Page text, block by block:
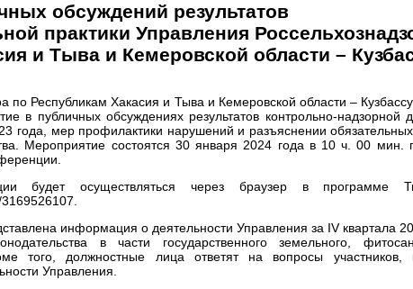
обсуждений результатов
практики Управления
и Тыва и Кемеровской области –
по Республикам Хакасия и Тыва и Кемеровской области –
в публичных обсуждениях результатов контрольно-надзорной
года, мер профилактики нарушений и разъяснении
Мероприятие состоятся 30 января 2024 года в 10 ч. 00 мин.
будет осуществляться через браузер в программе
информация о деятельности Управления за IV квартала
в части государственного земельного,
того, должностные лица ответят на вопросы участников,
Управления.